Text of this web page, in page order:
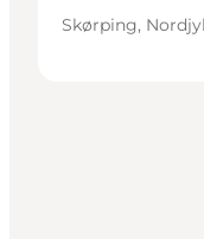
Skørping,